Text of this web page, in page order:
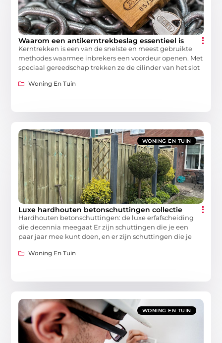
Waarom een antikerntrekbeslag essentieel is
Kerntrekken is een van de snelste en meest gebruikte
methodes waarmee inbrekers een voordeur openen. Met
speciaal gereedschap trekken ze de cilinder van het slot
Woning En Tuin
WONING EN TUIN
Luxe hardhouten betonschuttingen collectie
Hardhouten betonschuttingen: de luxe erfafscheiding
die decennia meegaat Er zijn schuttingen die je een
paar jaar mee kunt doen, en er zijn schuttingen die je
Woning En Tuin
WONING EN TUIN